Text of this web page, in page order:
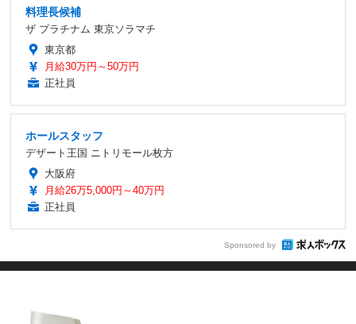
料理長候補
ザ プラチナム 東京ソラマチ
東京都
月給30万円～50万円
正社員
ホールスタッフ
デザート王国 ニトリモール枚方
大阪府
月給26万5,000円～40万円
正社員
Sponsored by